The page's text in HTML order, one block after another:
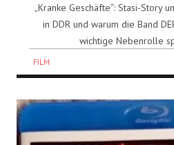
„Kranke Geschäfte“: Stasi-Story
in DDR und warum die Band
wichtige Nebenrolle
FILM